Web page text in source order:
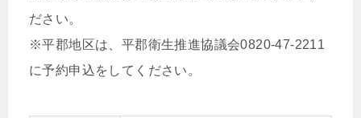
ださい。
※平郡地区は、平郡衛生推進協議会0820-47-2211
に予約申込をしてください。